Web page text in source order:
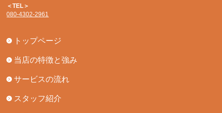
＜TEL＞
080-4302-2961
トップページ
当店の特徴と強み
サービスの流れ
スタッフ紹介